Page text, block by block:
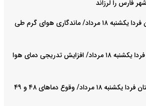
پیش بینی هوای لرستان فردا یکشنبه ۱۸ مرداد/ ماندگاری هوای گرم طی
پیش بینی هوای مشهد فردا یکشنبه ۱۸ مرداد/ افزایش تدریجی دمای هوا
پیش بینی هوای خوزستان فردا یکشنبه ۱۸ مرداد/ وقوع دما‌های ۴۸ و ۴۹